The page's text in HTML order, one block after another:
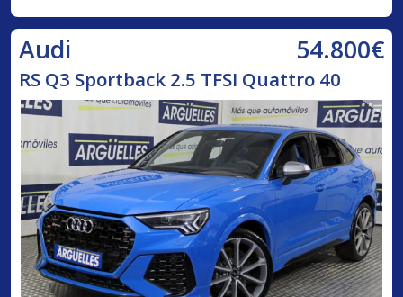
Audi 54.800€
RS Q3 Sportback 2.5 TFSI Quattro 40